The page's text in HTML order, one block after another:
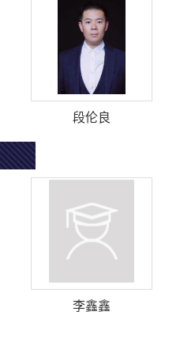
段伦良
李鑫鑫